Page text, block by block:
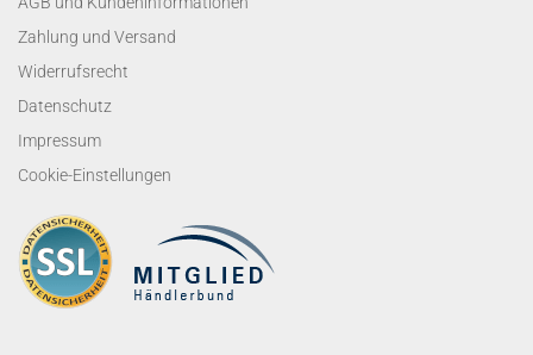
Zahlung und Versand
Widerrufsrecht
Datenschutz
Impressum
Cookie-Einstellungen